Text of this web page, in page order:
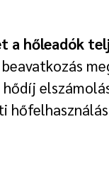
a hőleadók